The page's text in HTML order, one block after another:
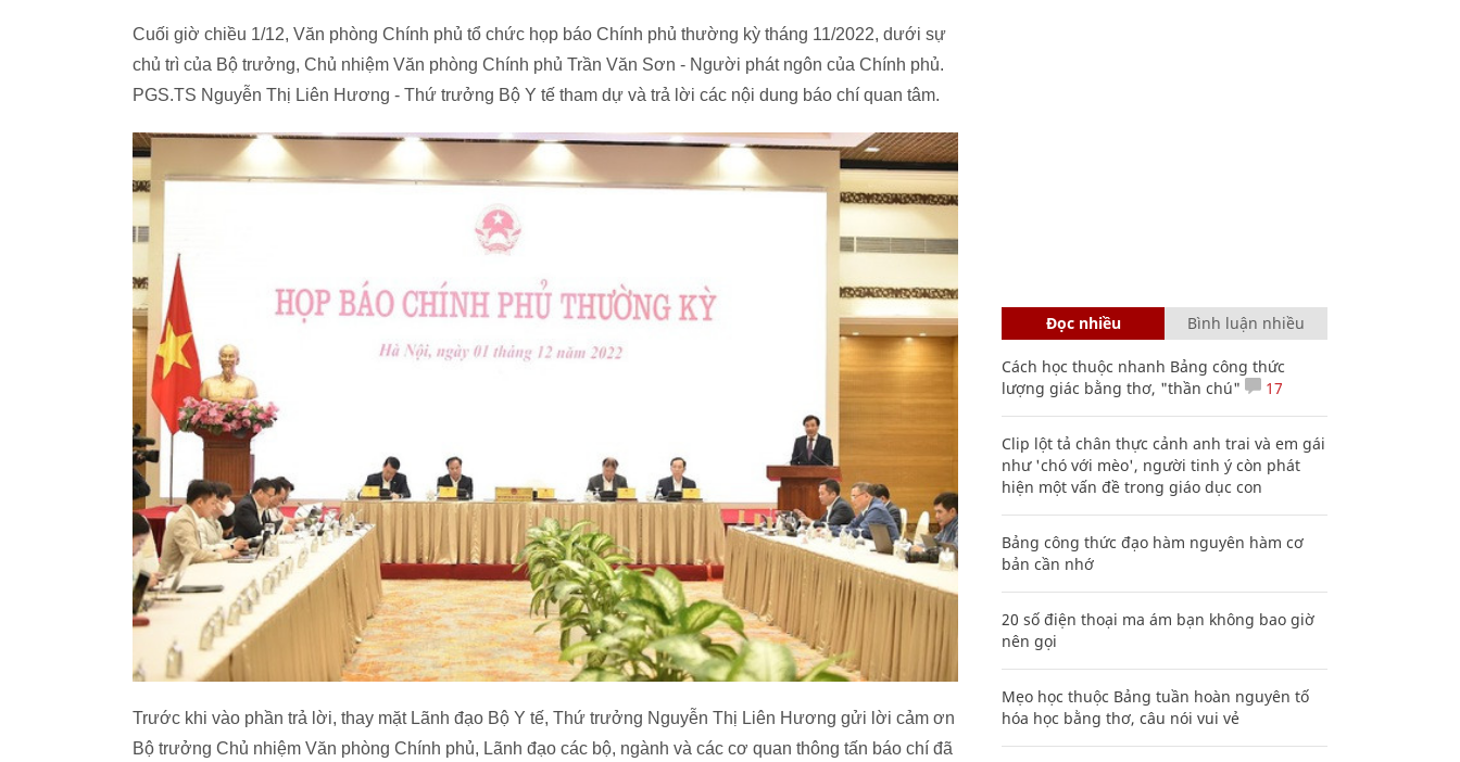
Cuối giờ chiều 1/12, Văn phòng Chính phủ tổ chức họp báo Chính phủ thường kỳ tháng 11/2022, dưới sự
chủ trì của Bộ trưởng, Chủ nhiệm Văn phòng Chính phủ Trần Văn Sơn - Người phát ngôn của Chính phủ.
PGS.TS Nguyễn Thị Liên Hương - Thứ trưởng Bộ Y tế tham dự và trả lời các nội dung báo chí quan tâm.
Trước khi vào phần trả lời, thay mặt Lãnh đạo Bộ Y tế, Thứ trưởng Nguyễn Thị Liên Hương gửi lời cảm ơn
Bộ trưởng Chủ nhiệm Văn phòng Chính phủ, Lãnh đạo các bộ, ngành và các cơ quan thông tấn báo chí đã
Đọc nhiều Bình luận nhiều
Cách học thuộc nhanh Bảng công thức
lượng giác bằng thơ, "thần chú"
17
Clip lột tả chân thực cảnh anh trai và em gái
như 'chó với mèo', người tinh ý còn phát
hiện một vấn đề trong giáo dục con
Bảng công thức đạo hàm nguyên hàm cơ
bản cần nhớ
20 số điện thoại ma ám bạn không bao giờ
nên gọi
Mẹo học thuộc Bảng tuần hoàn nguyên tố
hóa học bằng thơ, câu nói vui vẻ